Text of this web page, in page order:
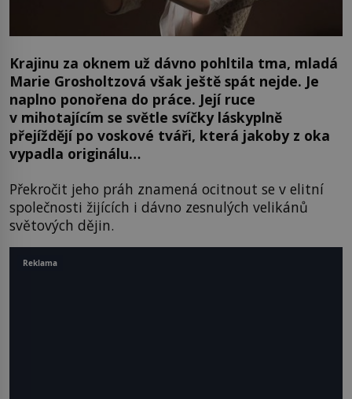
Krajinu za oknem už dávno pohltila tma, mladá
Marie Grosholtzová však ještě spát nejde. Je
naplno ponořena do práce. Její ruce
v mihotajícím se světle svíčky láskyplně
přejíždějí po voskové tváři, která jakoby z oka
vypadla originálu…
Překročit jeho práh znamená ocitnout se v elitní
společnosti žijících i dávno zesnulých velikánů
světových dějin.
Reklama